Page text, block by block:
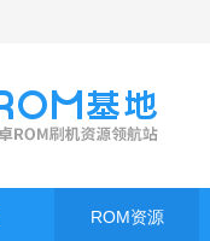
ROM资源